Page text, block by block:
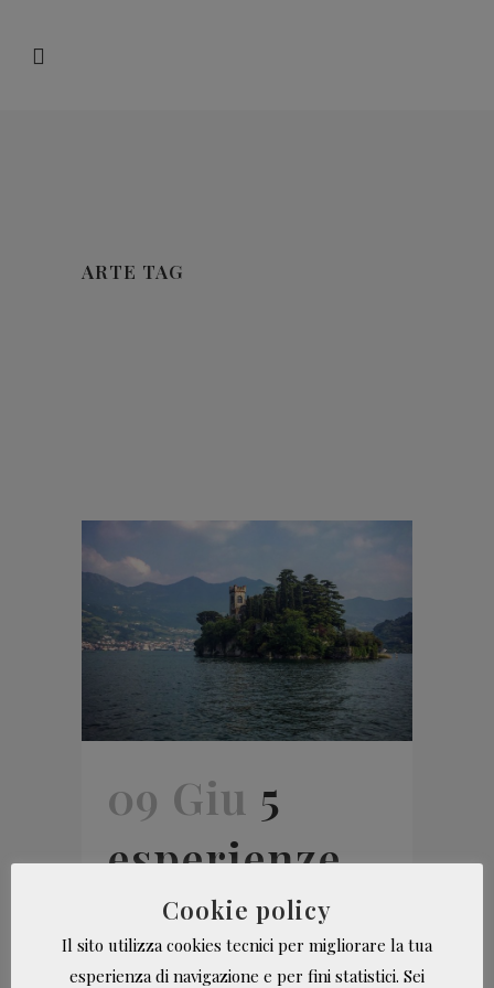
ARTE TAG
09 Giu 5
esperienze
da provare
Cookie policy
Il sito utilizza cookies tecnici per migliorare la tua
esperienza di navigazione e per fini statistici. Sei